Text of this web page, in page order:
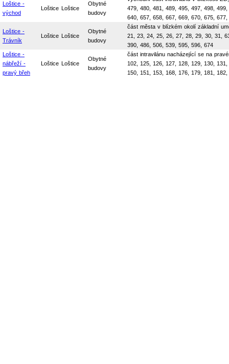
Loštice -
východ
Loštice Loštice
Obytné
budovy
479, 480, 481, 489, 495, 497, 498,
640, 657, 658, 667, 669, 670, 675,
Loštice -
Trávník
Loštice Loštice
Obytné
budovy
část města v blízkém okolí základní
21, 23, 24, 25, 26, 27, 28, 29, 30, 31,
390, 486, 506, 539, 595, 596, 674
Loštice -
nábřeží -
pravý břeh
Loštice Loštice
Obytné
budovy
část intravilánu nacházející se na
102, 125, 126, 127, 128, 129, 130,
150, 151, 153, 168, 176, 179, 181,